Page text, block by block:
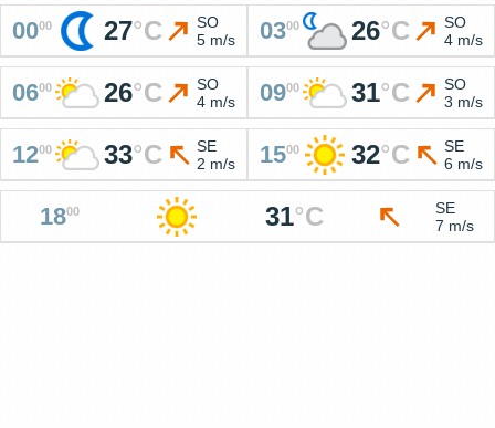
0000 27°C
SO
5 m/s
0300 26°C
SO
4 m/s
0600 26°C
SO
4 m/s
0900 31°C
SO
3 m/s
1200 33°C
SE
2 m/s
1500 32°C
SE
6 m/s
1800 31°C
SE
7 m/s